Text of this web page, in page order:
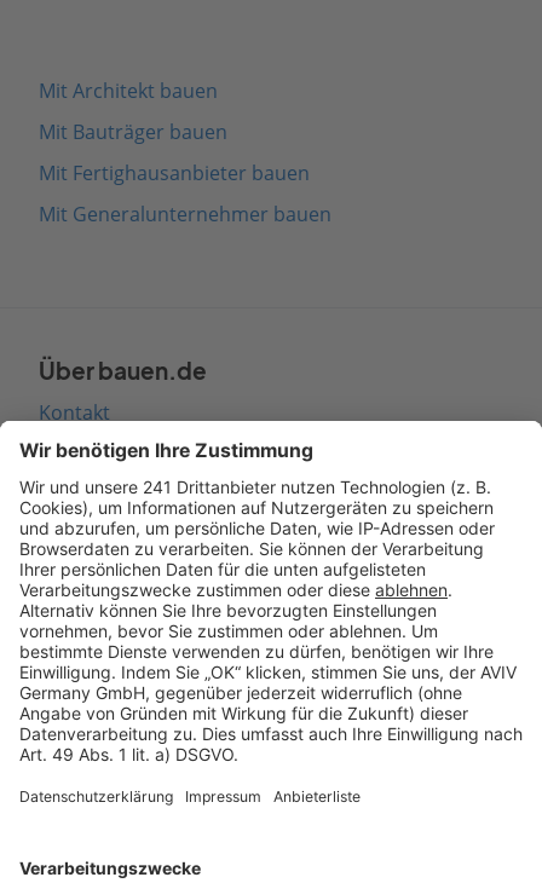
Mit Architekt bauen
Mit Bauträger bauen
Mit Fertighausanbieter bauen
Mit Generalunternehmer bauen
Über bauen.de
Kontakt
Seitenaufbau
Barrierefreiheit
Cookie Einstellungen
Rechtliches
AGB-Übersicht
Datenschutz
Impressum
Services